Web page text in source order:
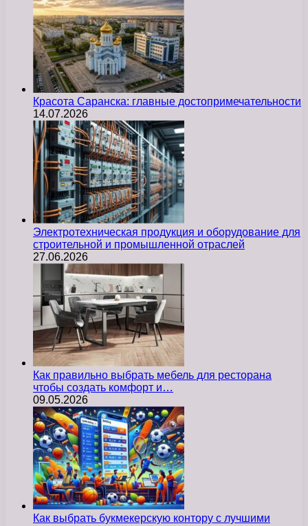
Красота Саранска: главные достопримечательности
14.07.2026
Электротехническая продукция и оборудование для
строительной и промышленной отраслей
27.06.2026
Как правильно выбрать мебель для ресторана
чтобы создать комфорт и…
09.05.2026
Как выбрать букмекерскую контору с лучшими